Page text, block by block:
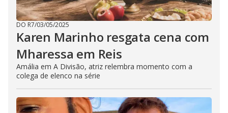
DO R7/03/05/2025
Karen Marinho resgata cena com
Mharessa em Reis
Amália em A Divisão, atriz relembra momento com a
colega de elenco na série